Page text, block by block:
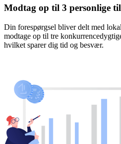
Modtag op til 3 personlige
Din forespørgsel bliver delt med
modtage op til tre
hvilket sparer dig tid og besvær.